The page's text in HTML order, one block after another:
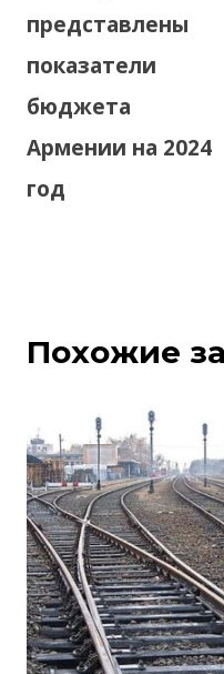
представлены
показатели
бюджета
Армении на 2024
год
Похожие